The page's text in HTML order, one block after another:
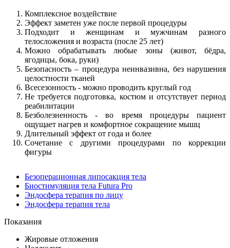
Комплексное воздействие
Эффект заметен уже после первой процедуры
Подходит и женщинам и мужчинам разного
телосложения и возраста (после 25 лет)
Можно обрабатывать любые зоны (живот, бёдра,
ягодицы, бока, руки)
Безопасность – процедура неинвазивна, без нарушения
целостности тканей
Всесезонность - можно проводить круглый год
Не требуется подготовка, костюм и отсутствует период
реабилитации
Безболезненность - во время процедуры пациент
ощущает нагрев и комфортное сокращение мышц
Длительный эффект от года и более
Сочетание с другими процедурами по коррекции
фигуры
Безоперационная липосакция тела
Биостимуляция тела Futura Pro
Эндосфера терапия по лицу
Эндосфера терапия тела
Показания
Жировые отложения